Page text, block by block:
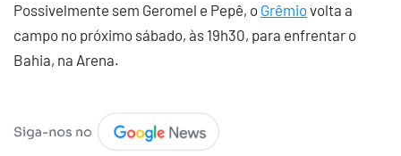
Possivelmente sem Geromel e Pepê, o Grêmiovolta a
campo no próximo sábado, às 19h30, para enfrentar o
Bahia, na Arena.